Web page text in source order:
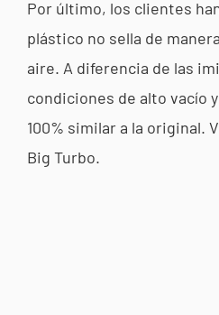
Por último, los clientes
plástico no sella de
aire. A diferencia de las
condiciones de alto vacío
100% similar a la original.
Big Turbo.